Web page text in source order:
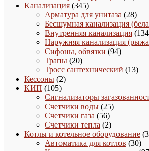
Канализация 345345
товаров
Арматура для унитаза 2828
Бесшумная канализация
Внутренняя канализация 134
Наружняя канализация
Сифоны, обвязки 9494
Трапы 2020
товаров
Тросс сантехнический 1313
Кессоны 22
КИП 105105
товаров
Сигнализаторы
Счетчики воды 2525
Счетчики газа 5656
товаров
Счетчики тепла 22
товара
Котлы и котельное оборудование
Автоматика для котлов 3030